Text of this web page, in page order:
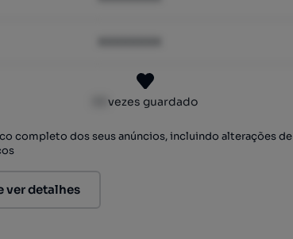
vezes guardado
completo dos seus anúncios, incluindo alterações de
ver detalhes